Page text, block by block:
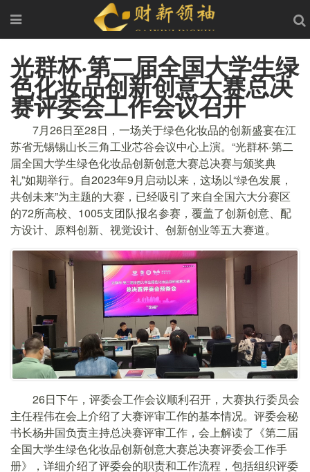
光群杯·第二届全国大学生绿
色化妆品创新创意大赛总决
赛评委会工作会议召开
7月26日至28日，一场关于绿色化妆品的创新盛宴在江
苏省无锡锡山长三角工业芯谷会议中心上演。“光群杯·第二
届全国大学生绿色化妆品创新创意大赛总决赛与颁奖典
礼”如期举行。自2023年9月启动以来，这场以“绿色发展，
共创未来”为主题的大赛，已经吸引了来自全国六大分赛区
的72所高校、1005支团队报名参赛，覆盖了创新创意、配
方设计、原料创新、视觉设计、创新创业等五大赛道。
26日下午，评委会工作会议顺利召开，大赛执行委员会
主任程伟在会上介绍了大赛评审工作的基本情况。评委会秘
书长杨井国负责主持总决赛评审工作，会上解读了《第二届
全国大学生绿色化妆品创新创意大赛总决赛评委会工作手
册》，详细介绍了评委会的职责和工作流程，包括组织评委